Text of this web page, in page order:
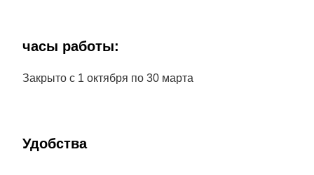
часы работы:
Закрыто с 1 октября по 30 марта
Удобства